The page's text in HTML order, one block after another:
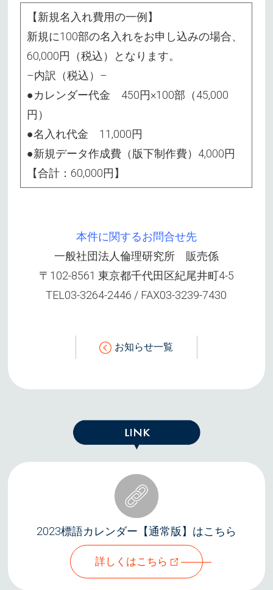
【新規名入れ費用の一例】
新規に100部の名入れをお申し込みの場合、
60,000円（税込）となります。
–内訳（税込）–
●カレンダー代金 450円×100部（45,000
円）
●名入れ代金 11,000円
●新規データ作成費（版下制作費）4,000円
【合計：60,000円】
本件に関するお問合せ先
一般社団法人倫理研究所 販売係
〒102-8561 東京都千代田区紀尾井町4-5
TEL03-3264-2446 / FAX03-3239-7430
お知らせ一覧
2023標語カレンダー【通常版】はこちら
詳しくはこちら